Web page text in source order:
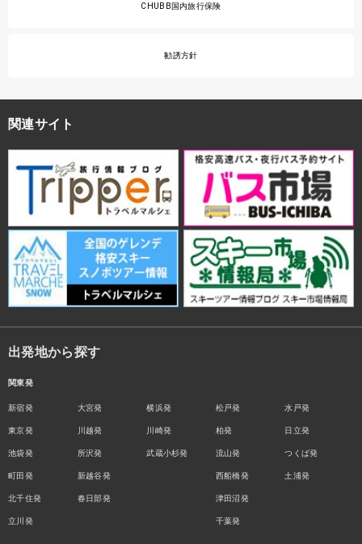
CHUBB国内旅行保険
勧誘方針
関連サイト
出発地から探す
関東発
新宿発
東京発
池袋発
町田発
北千住発
立川発
大宮発
川越発
所沢発
新越谷発
春日部発
横浜発
川崎発
武蔵小杉発
松戸発
柏発
流山発
西船橋発
津田沼発
千葉発
水戸発
日立発
つくば発
土浦発